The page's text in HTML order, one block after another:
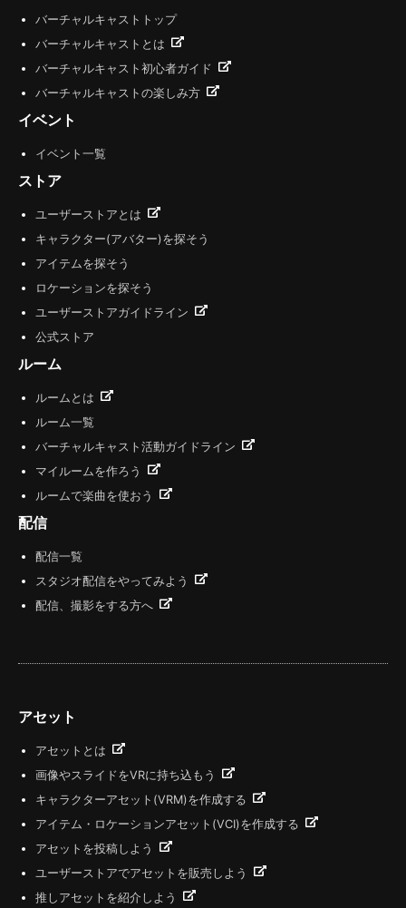
バーチャルキャストトップ
バーチャルキャストとは
バーチャルキャスト初心者ガイド
バーチャルキャストの楽しみ方
イベント
イベント一覧
ストア
ユーザーストアとは
キャラクター(アバター)を探そう
アイテムを探そう
ロケーションを探そう
ユーザーストアガイドライン
公式ストア
ルーム
ルームとは
ルーム一覧
バーチャルキャスト活動ガイドライン
マイルームを作ろう
ルームで楽曲を使おう
配信
配信一覧
スタジオ配信をやってみよう
配信、撮影をする方へ
アセット
アセットとは
画像やスライドをVRに持ち込もう
キャラクターアセット(VRM)を作成する
アイテム・ロケーションアセット(VCI)を作成する
アセットを投稿しよう
ユーザーストアでアセットを販売しよう
推しアセットを紹介しよう